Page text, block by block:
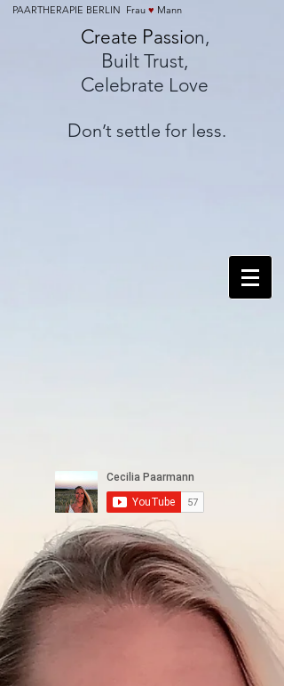
PAARTHERAPIE BERLIN Frau ♥ Mann
Create Passion,
Built Trust,
Celebrate Love
Don’t settle for less.